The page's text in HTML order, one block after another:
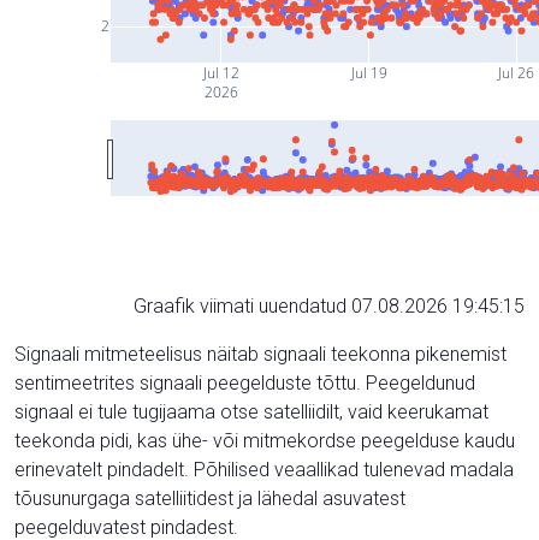
Jul 12
2026
Jul 19 Jul 26
2
Graafik viimati uuendatud 07.08.2026 19:45:15
Signaali mitmeteelisus näitab signaali teekonna pikenemist
sentimeetrites signaali peegelduste tõttu. Peegeldunud
signaal ei tule tugijaama otse satelliidilt, vaid keerukamat
teekonda pidi, kas ühe- või mitmekordse peegelduse kaudu
erinevatelt pindadelt. Põhilised veaallikad tulenevad madala
tõusunurgaga satelliitidest ja lähedal asuvatest
peegelduvatest pindadest.